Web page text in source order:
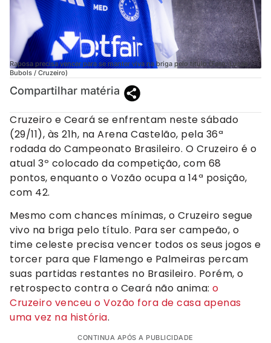
Raposa precisa vencer para se manter viva na briga pelo título (Foto: Lucas
Bubols / Cruzeiro)
Compartilhar matéria
Cruzeiro e Ceará se enfrentam neste sábado
(29/11), às 21h, na Arena Castelão, pela 36ª
rodada do Campeonato Brasileiro. O Cruzeiro é o
atual 3º colocado da competição, com 68
pontos, enquanto o Vozão ocupa a 14ª posição,
com 42.
Mesmo com chances mínimas, o Cruzeiro segue
vivo na briga pelo título. Para ser campeão, o
time celeste precisa vencer todos os seus jogos e
torcer para que Flamengo e Palmeiras percam
suas partidas restantes no Brasileiro. Porém, o
retrospecto contra o Ceará não anima: o
Cruzeiro venceu o Vozão fora de casa apenas
uma vez na história.
CONTINUA APÓS A PUBLICIDADE